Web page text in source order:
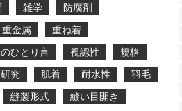
雑学
防腐剤
重金属
重ね着
ひとり言 視認性
規格
究 肌着 耐水性
羽毛
縫製形式
縫い目開き